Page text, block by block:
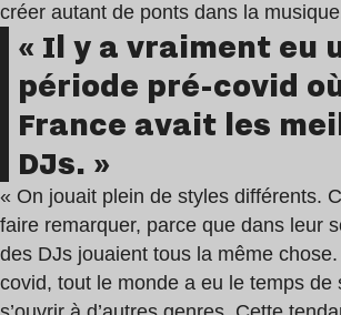
créer autant de ponts dans la
« Il y a vraiment eu
période pré-covid
France avait les
DJs. »
« On jouait plein de styles différents.
faire remarquer, parce que dans leur
des DJs jouaient tous la même
covid, tout le monde a eu le temps de